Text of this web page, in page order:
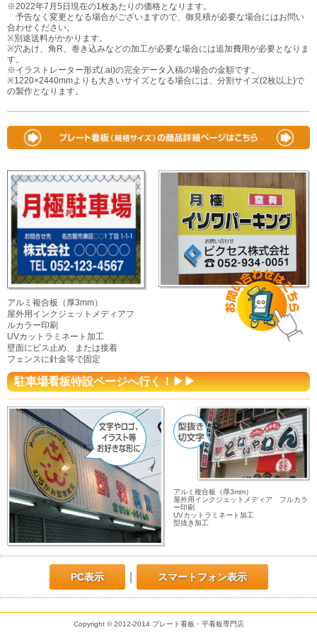
※2022年7月5日現在の1枚あたりの価格となります。
予告なく変更となる場合がございますので、御見積が必要な場合にはお問い
合わせください。
※別途送料がかかります。
※穴あけ、角R、巻き込みなどの加工が必要な場合には追加費用が必要となりま
す。
※イラストレーター形式(.ai)の完全データ入稿の場合の金額です。
※1220×2440mmよりも大きいサイズとなる場合には、分割サイズ(2枚以上)で
の製作となります。
アルミ複合板（厚3mm）
屋外用インクジェットメディアフ
ルカラー印刷
UVカットラミネート加工
壁面にビス止め、または接着
フェンスに針金等で固定
駐車場看板特設ページへ行く！▶▶
アルミ複合板（厚3mm）
屋外用インクジェットメディア フルカラ
ー印刷
UVカットラミネート加工
型抜き加工
PC表示 スマートフォン表示
Copyright © 2012-2014 プレート看板・平看板専門店